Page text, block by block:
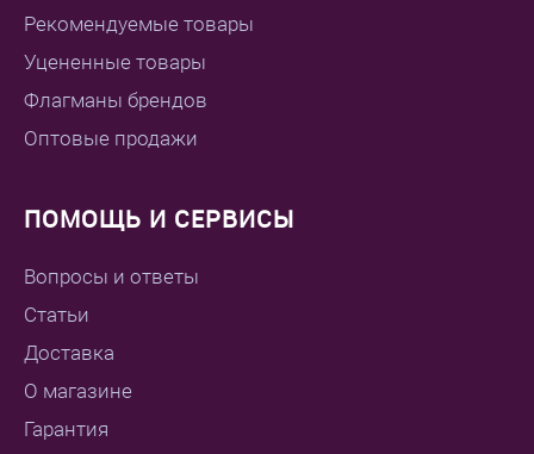
Рекомендуемые товары
Уцененные товары
Флагманы брендов
Оптовые продажи
ПОМОЩЬ И СЕРВИСЫ
Вопросы и ответы
Статьи
Доставка
О магазине
Гарантия